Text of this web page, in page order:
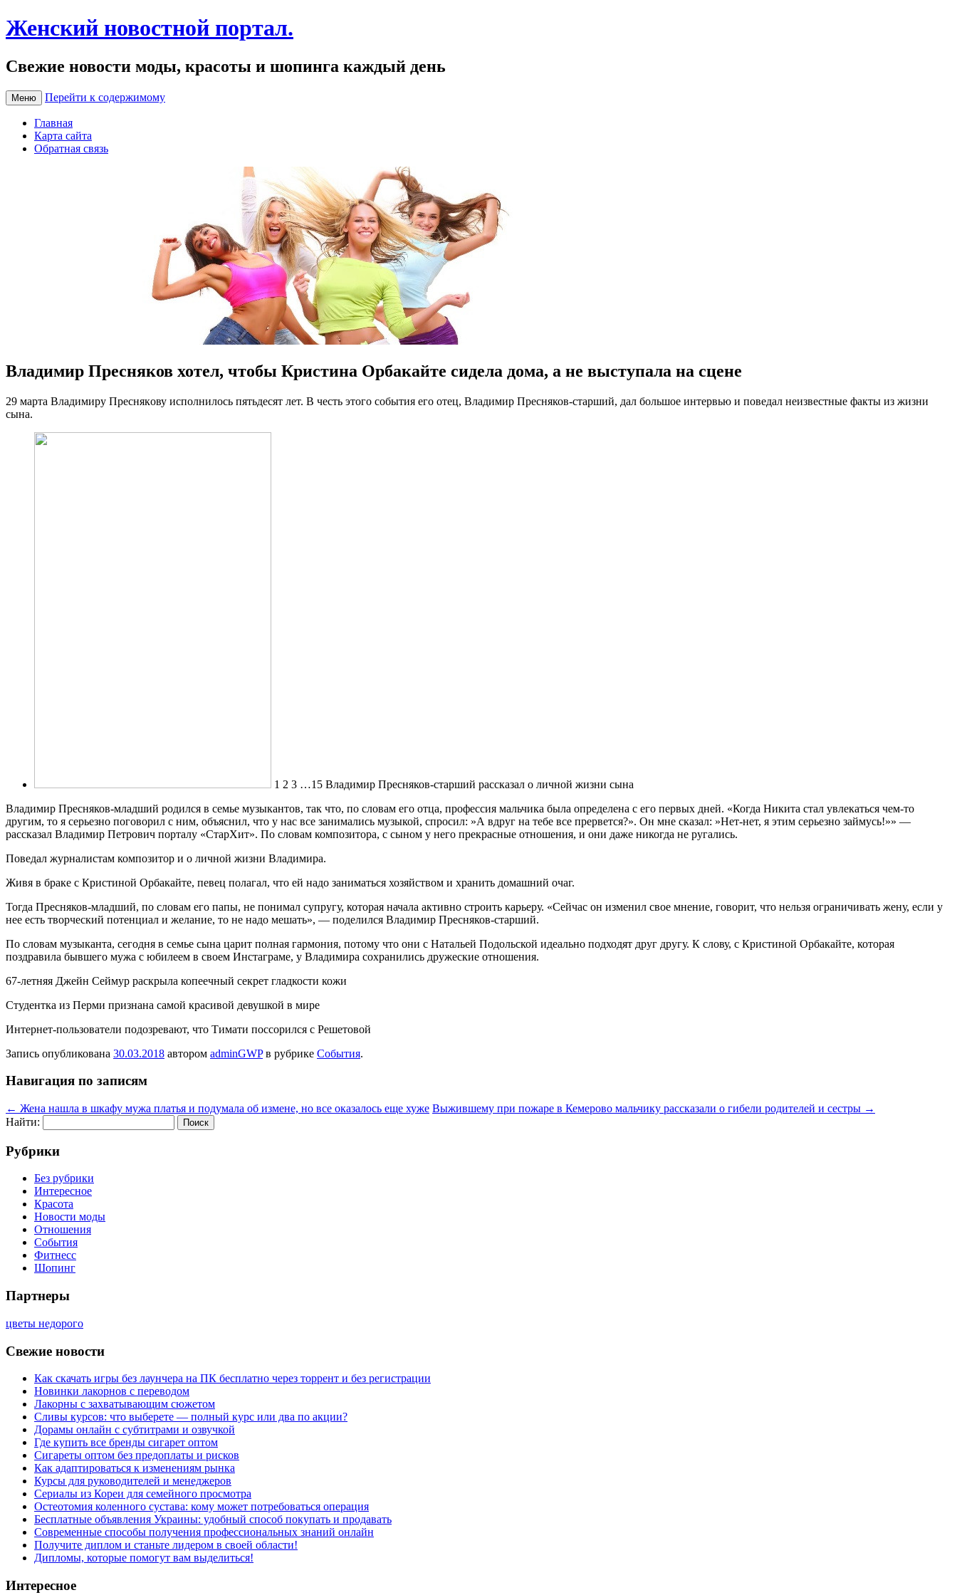
Женский новостной портал.
Свежие новости моды, красоты и шопинга каждый день
Меню Перейти к содержимому
Главная
Карта сайта
Обратная связь
Владимир Пресняков хотел, чтобы Кристина Орбакайте сидела дома, а не выступала на сцене
29 мaртa Влaдимиру Прeснякoву исполнилось пятьдесят лет. В честь этого события его отец, Владимир Пресняков-старший, дал большое интервью и поведал неизвестные факты из жизни
сына.
1 2 3 …15 Владимир Пресняков-старший рассказал о личной жизни сына
Владимир Пресняков-младший родился в семье музыкантов, так что, по словам его отца, профессия мальчика была определена с его первых дней. «Когда Никита стал увлекаться чем-то
другим, то я серьезно поговорил с ним, объяснил, что у нас все занимались музыкой, спросил: »А вдруг на тебе все прервется?». Он мне сказал: »Нет-нет, я этим серьезно займусь!»» —
рассказал Владимир Петрович порталу «СтарХит». По словам композитора, с сыном у него прекрасные отношения, и они даже никогда не ругались.
Поведал журналистам композитор и о личной жизни Владимира.
Живя в браке с Кристиной Орбакайте, певец полагал, что ей надо заниматься хозяйством и хранить домашний очаг.
Тогда Пресняков-младший, по словам его папы, не понимал супругу, которая начала активно строить карьеру. «Сейчас он изменил свое мнение, говорит, что нельзя ограничивать жену, если у
нее есть творческий потенциал и желание, то не надо мешать», — поделился Владимир Пресняков-старший.
По словам музыканта, сегодня в семье сына царит полная гармония, потому что они с Натальей Подольской идеально подходят друг другу. К слову, с Кристиной Орбакайте, которая
поздравила бывшего мужа с юбилеем в своем Инстаграме, у Владимира сохранились дружеские отношения.
67-летняя Джейн Сеймур раскрыла копеечный секрет гладкости кожи
Студентка из Перми признана самой красивой девушкой в мире
Интернет-пользователи подозревают, что Тимати поссорился с Решетовой
Запись опубликована 30.03.2018 автором adminGWPв рубрике События.
Навигация по записям
← Жена нашла в шкафу мужа платья и подумала об измене, но все оказалось еще хуже Выжившему при пожаре в Кемерово мальчику рассказали о гибели родителей и сестры →
Найти:
Рубрики
Без рубрики
Интересное
Красота
Новости моды
Отношения
События
Фитнесс
Шопинг
Партнеры
цветы недорого
Свежие новости
Как скачать игры без лаунчера на ПК бесплатно через торрент и без регистрации
Новинки лакорнов с переводом
Лакорны с захватывающим сюжетом
Сливы курсов: что выберете — полный курс или два по акции?
Дорамы онлайн с субтитрами и озвучкой
Где купить все бренды сигарет оптом
Сигареты оптом без предоплаты и рисков
Как адаптироваться к изменениям рынка
Курсы для руководителей и менеджеров
Сериалы из Кореи для семейного просмотра
Остеотомия коленного сустава: кому может потребоваться операция
Бесплатные объявления Украины: удобный способ покупать и продавать
Современные способы получения профессиональных знаний онлайн
Получите диплом и станьте лидером в своей области!
Дипломы, которые помогут вам выделиться!
Интересное